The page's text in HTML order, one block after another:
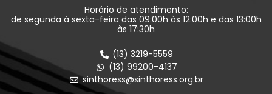
Horário de atendimento:
de segunda à sexta-feira das 09:00h às 12:00h e das 13:00h
às 17:30h
(13) 3219-5559
(13) 99200-4137
sinthoress@sinthoress.org.br